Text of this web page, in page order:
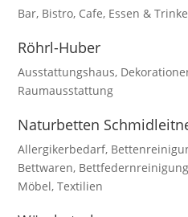
Bar, Bistro, Cafe, Essen &
Röhrl-Huber
Ausstattungshaus,
Raumausstattung
Naturbetten
Allergikerbedarf,
Bettwaren,
Möbel,Textilien